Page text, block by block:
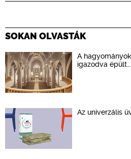
SOKAN OLVASTÁK
A
igazodva épült…
Az univerzális